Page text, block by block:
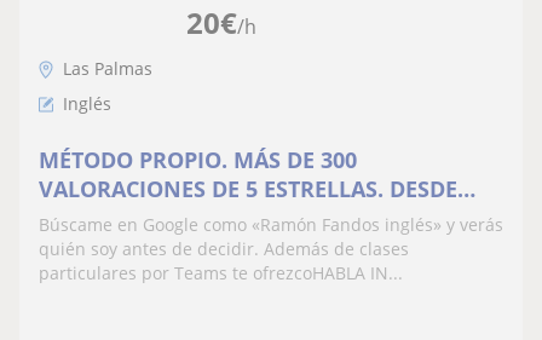
20€/h
Las Palmas
Inglés
MÉTODO PROPIO. MÁS DE 300
VALORACIONES DE 5 ESTRELLAS. DESDE
20€/mes
Búscame en Google como «Ramón Fandos inglés» y verás
quién soy antes de decidir. Además de clases
particulares por Teams te ofrezcoHABLA IN...